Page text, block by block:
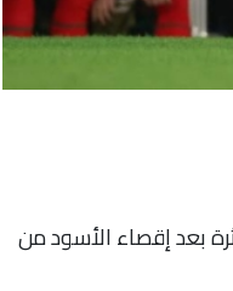
بعد إقصاء الأسود من